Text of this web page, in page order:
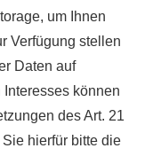
um Ihnen
Verfügung stellen
Daten auf
können
des Art. 21
hierfür bitte die